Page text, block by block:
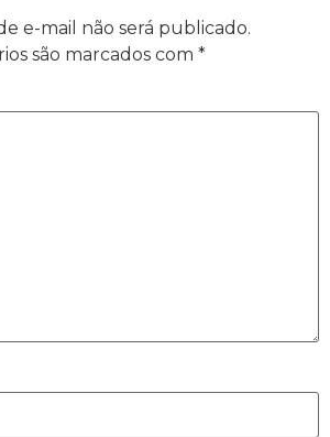
e-mail não será publicado.
são marcados com *